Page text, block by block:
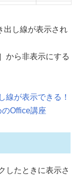
出し線が表示され
から非表示にする
線が表示できる！
Office講座
したときに表示さ